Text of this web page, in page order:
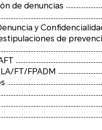
de denuncias
y
FT/FPADM